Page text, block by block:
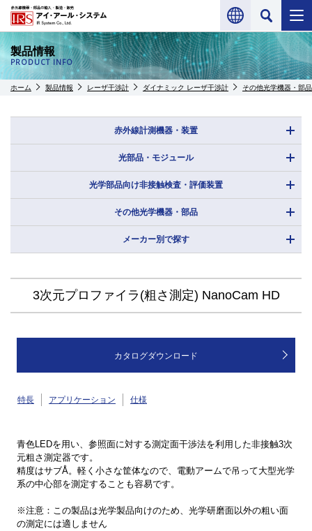
製品情報
PRODUCT INFO
ホーム 製品情報 レーザ干渉計 ダイナミック レーザ干渉計 その他光学機器・部品
赤外線計測機器・装置
光部品・モジュール
光学部品向け非接触検査・評価装置
その他光学機器・部品
メーカー別で探す
3次元プロファイラ(粗さ測定) NanoCam HD
特長 アプリケーション 仕様
カタログダウンロード
青色LEDを用い、参照面に対する測定面干渉法を利用した非接触3次
元粗さ測定器です。
精度はサブÅ。軽く小さな筐体なので、電動アームで吊って大型光学
系の中心部を測定することも容易です。
※注意：この製品は光学製品向けのため、光学研磨面以外の粗い面
の測定には適しません